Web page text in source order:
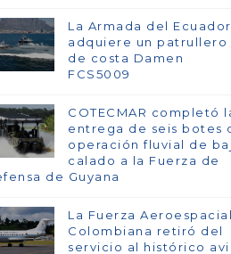
La Armada del Ecuador
adquiere un patrullero
de costa Damen
FCS5009
COTECMAR completó
entrega de seis botes
operación fluvial de
calado a la Fuerza de
de Guyana
La Fuerza Aeroespacial
Colombiana retiró del
servicio al histórico